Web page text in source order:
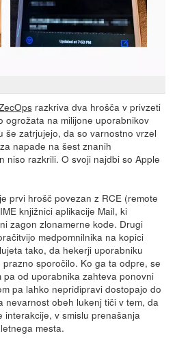
razkriva dva hrošča v privzeti
ogrožata na milijone uporabnikov
še zatrjujejo, da so varnostno vrzel
napade na šest znanih
niso razkrili. O svoji najdbi so Apple
prvi hrošč povezan z RCE (remote
knjižnici aplikacije Mail, ki
zagon zlonamerne kode. Drugi
medpomnilnika na kopici
tako, da hekerji uporabniku
sporočilo. Ko ga ta odpre, se
pa od uporabnika zahteva ponovni
pa lahko nepridipravi dostopajo do
nevarnost obeh lukenj tiči v tem, da
v smislu prenašanja
mesta.